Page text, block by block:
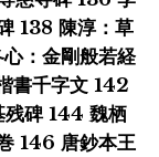
138 陳淳：草
：金剛般若経
書千字文 142
残碑 144 魏栖
146 唐鈔本王